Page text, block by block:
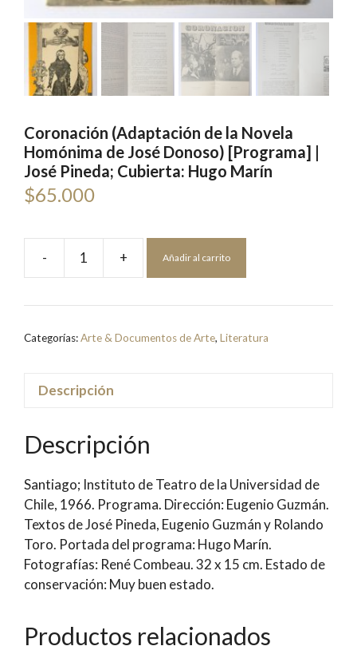
Coronación (Adaptación de la Novela
Homónima de José Donoso) [Programa] |
José Pineda; Cubierta: Hugo Marín
$65.000
-
Coronación
de
Novela
[Programa]
José
Pineda;
Cubierta:
Hugo
Marín
cantidad
+ Añadir al carrito
Categorías:Arte & Documentos de Arte, Literatura
Descripción
Descripción
Santiago; Instituto de Teatro de la Universidad de
Chile, 1966. Programa. Dirección: Eugenio Guzmán.
Textos de José Pineda, Eugenio Guzmán y Rolando
Toro. Portada del programa: Hugo Marín.
Fotografías: René Combeau. 32 x 15 cm. Estado de
conservación: Muy buen estado.
Productos relacionados